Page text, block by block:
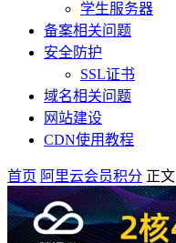
学生服务器
备案相关问题
安全防护
SSL证书
域名相关问题
网站建设
CDN使用教程
首页 阿里云会员积分 正文